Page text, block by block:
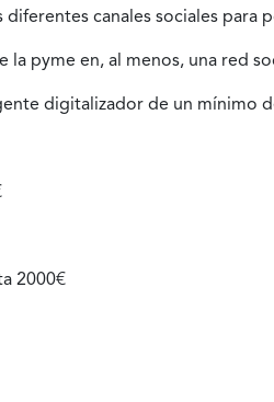
canales sociales
pyme en, al menos, una red
digitalizador de un mínimo
2000€